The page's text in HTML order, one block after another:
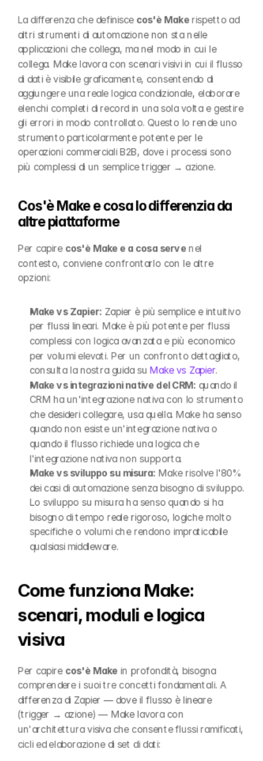
La differenza che definisce cos'è Make rispetto ad
altri strumenti di automazione non sta nelle
applicazioni che collega, ma nel modo in cui le
collega. Make lavora con scenari visivi in cui il flusso
di dati è visibile graficamente, consentendo di
aggiungere una reale logica condizionale, elaborare
elenchi completi di record in una sola volta e gestire
gli errori in modo controllato. Questo lo rende uno
strumento particolarmente potente per le
operazioni commerciali B2B, dove i processi sono
più complessi di un semplice trigger → azione.
Cos'è Make e cosa lo differenzia da
altre piattaforme
Per capire cos'è Make e a cosa serve nel
contesto, conviene confrontarlo con le altre
opzioni:
Make vs Zapier: Zapier è più semplice e intuitivo
per flussi lineari. Make è più potente per flussi
complessi con logica avanzata e più economico
per volumi elevati. Per un confronto dettagliato,
consulta la nostra guida su Make vs Zapier.
Make vs integrazioni native del CRM: quando il
CRM ha un'integrazione nativa con lo strumento
che desideri collegare, usa quella. Make ha senso
quando non esiste un'integrazione nativa o
quando il flusso richiede una logica che
l'integrazione nativa non supporta.
Make vs sviluppo su misura: Make risolve l'80%
dei casi di automazione senza bisogno di sviluppo.
Lo sviluppo su misura ha senso quando si ha
bisogno di tempo reale rigoroso, logiche molto
specifiche o volumi che rendono impraticabile
qualsiasi middleware.
Come funziona Make:
scenari, moduli e logica
visiva
Per capire cos'è Make in profondità, bisogna
comprendere i suoi tre concetti fondamentali. A
differenza di Zapier — dove il flusso è lineare
(trigger → azione) — Make lavora con
un'architettura visiva che consente flussi ramificati,
cicli ed elaborazione di set di dati: